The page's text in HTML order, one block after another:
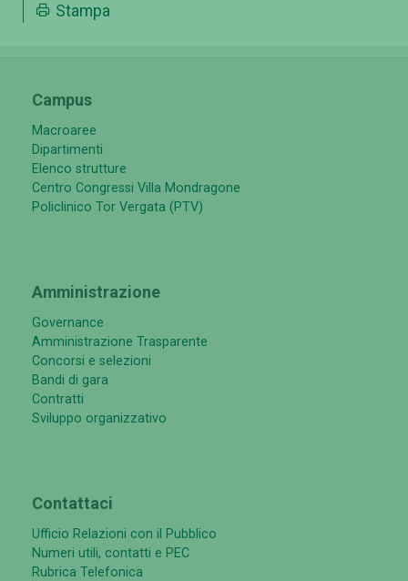
Stampa
Campus
Macroaree
Dipartimenti
Elenco strutture
Centro Congressi Villa Mondragone
Policlinico Tor Vergata (PTV)
Amministrazione
Governance
Amministrazione Trasparente
Concorsi e selezioni
Bandi di gara
Contratti
Sviluppo organizzativo
Contattaci
Ufficio Relazioni con il Pubblico
Numeri utili, contatti e PEC
Rubrica Telefonica